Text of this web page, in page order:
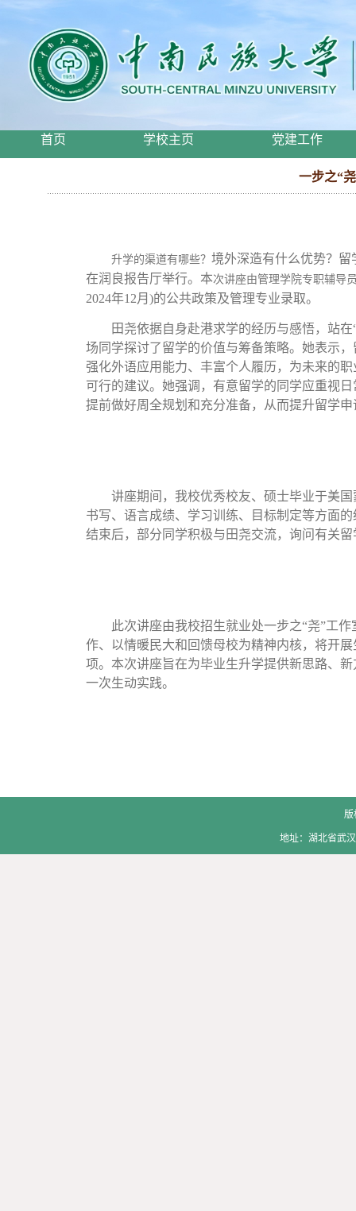
首页 学校主页 党建工作
一步之“
升学的渠道有哪些？ 境外深造有什么优势？留
在润 良报告厅举行。本次讲座由管理学院专职辅导
2024年12月 )的公共政策及管理专业录取。
田尧依据自身赴港求学的经历与感悟，站在
场同学探讨了留学的价值与筹备策略。她表示
强化外语应用能力、 丰富个人履历，为未来的
可行的建议。她强调， 有意留学的同学应重视
提前做好周全规划和充分准备，从而提升留学
讲座期间，我校优秀校友、硕士毕业于美
书写、语言成绩、学习训练、目标制定等方面
结束后，部分同学积极与田尧交流，询问有关
此次讲座由我校招生就业处一步之“尧”工
作、以情暖民大和回馈母校为精神内核，将开
项。本次讲座旨在为毕业生升学提供新思路、
一次生动实践。
版
地址：湖北省武